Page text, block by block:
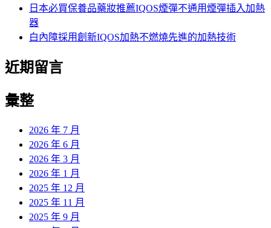
日本必買保養品藥妝推薦IQOS煙彈不通用煙彈插入加熱
器
白內障採用創新IQOS加熱不燃燒先進的加熱技術
近期留言
彙整
2026 年 7 月
2026 年 6 月
2026 年 3 月
2026 年 1 月
2025 年 12 月
2025 年 11 月
2025 年 9 月